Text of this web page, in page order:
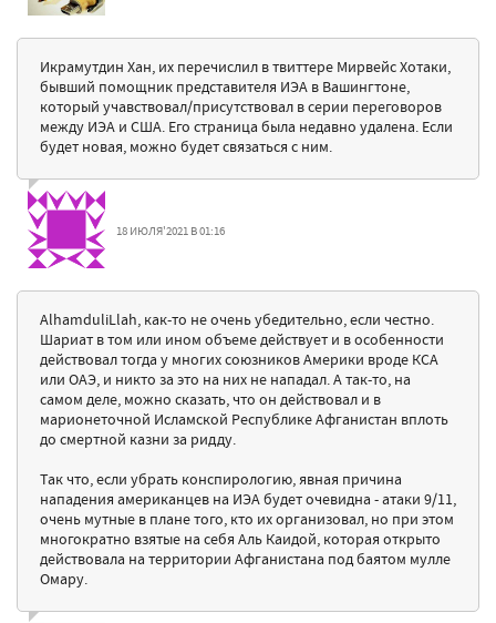
Икрамутдин Хан, их перечислил в твиттере Мирвейс Хотаки,
бывший помощник представителя ИЭА в Вашингтоне,
который учавствовал/присутствовал в серии переговоров
между ИЭА и США. Его страница была недавно удалена. Если
будет новая, можно будет связаться с ним.
18 ИЮЛЯ'2021 В 01:16
AlhamduliLlah, как-то не очень убедительно, если честно.
Шариат в том или ином объеме действует и в особенности
действовал тогда у многих союзников Америки вроде КСА
или ОАЭ, и никто за это на них не нападал. А так-то, на
самом деле, можно сказать, что он действовал и в
марионеточной Исламской Республике Афганистан вплоть
до смертной казни за ридду.
Так что, если убрать конспирологию, явная причина
нападения американцев на ИЭА будет очевидна - атаки 9/11,
очень мутные в плане того, кто их организовал, но при этом
многократно взятые на себя Аль Каидой, которая открыто
действовала на территории Афганистана под баятом мулле
Омару.